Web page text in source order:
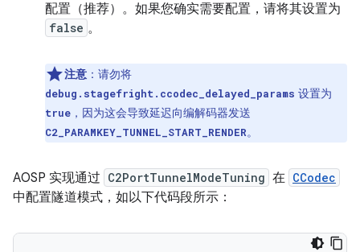
配置（推荐）。如果您确实需要配置，请将其设置为
false 。
注意 ：请勿将
debug.stagefright.ccodec_delayed_params 设置为
true ，因为这会导致延迟向编解码器发送
C2_PARAMKEY_TUNNEL_START_RENDER。
AOSP 实现通过 C2PortTunnelModeTuning 在 CCodec
中配置隧道模式，如以下代码段所示：